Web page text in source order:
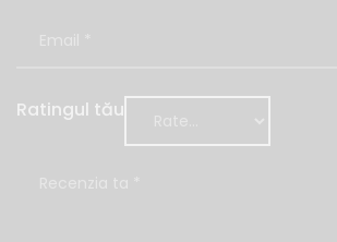
Ratingul tău